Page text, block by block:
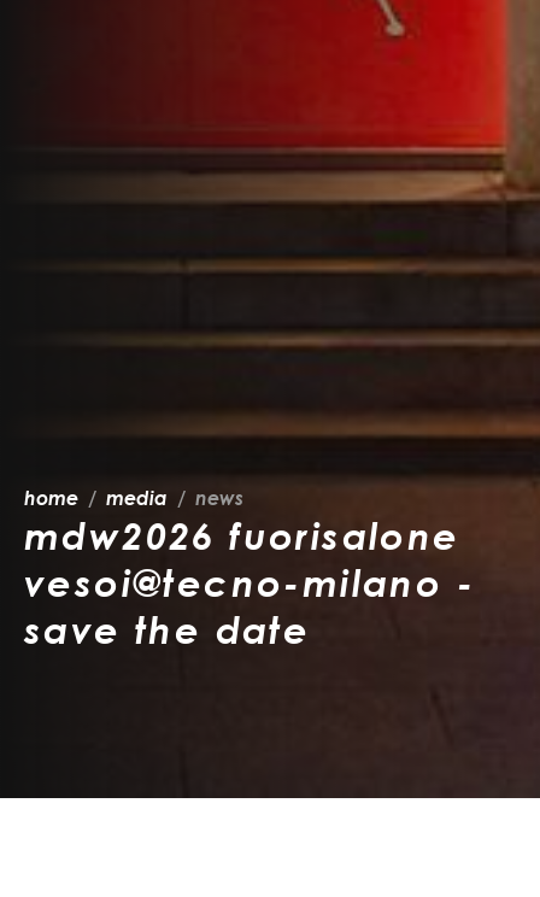
home media news
mdw2026 fuorisalone
vesoi@tecno-milano -
save the date